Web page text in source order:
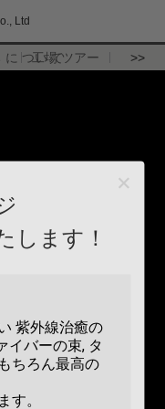
Ltd
に つい て
工場 ツアー >>
します！